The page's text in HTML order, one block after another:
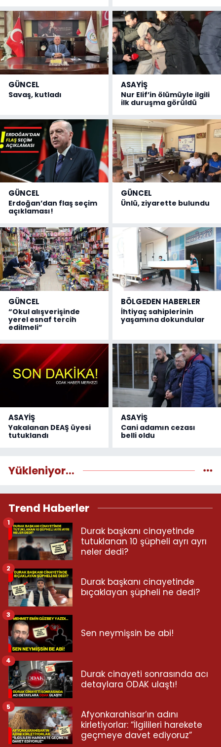
GÜNCEL
Savaş, kutladı
ASAYİŞ
Nur Elif’in ölümüyle ilgili
ilk duruşma görüldü
GÜNCEL
Erdoğan’dan flaş seçim
açıklaması!
GÜNCEL
Ünlü, ziyarette bulundu
GÜNCEL
“Okul alışverişinde
yerel esnaf tercih
edilmeli”
BÖLGEDEN HABERLER
İhtiyaç sahiplerinin
yaşamına dokundular
ASAYİŞ
Yakalanan DEAŞ üyesi
tutuklandı
ASAYİŞ
Cani adamın cezası
belli oldu
Yükleniyor...
Trend Haberler
Durak başkanı cinayetinde
tutuklanan 10 şüpheli ayrı ayrı
neler dedi?
1
Durak başkanı cinayetinde
bıçaklayan şüpheli ne dedi?
2
Sen neymişsin be abi!
3
Durak cinayeti sonrasında acı
detaylara ODAK ulaştı!
4
Afyonkarahisar’ın adını
kirletiyorlar: “İlgilileri harekete
geçmeye davet ediyoruz”
5